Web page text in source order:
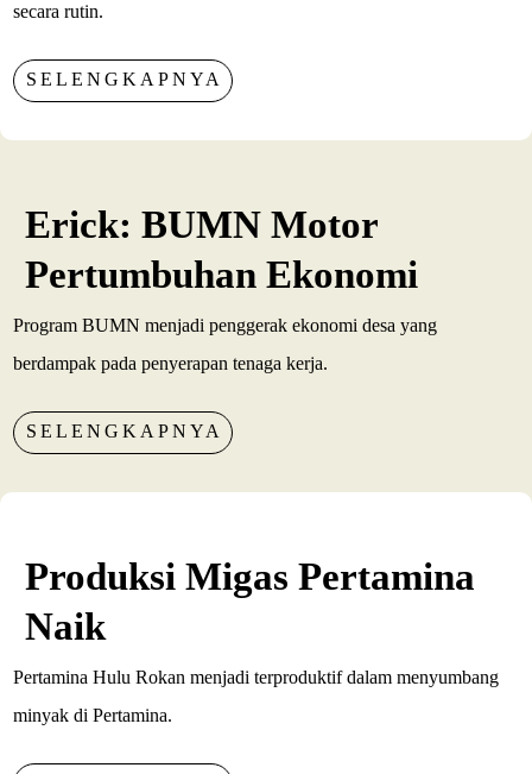
secara rutin.
SELENGKAPNYA
Erick: BUMN Motor
Pertumbuhan Ekonomi
Program BUMN menjadi penggerak ekonomi desa yang
berdampak pada penyerapan tenaga kerja.
SELENGKAPNYA
Produksi Migas Pertamina
Naik
Pertamina Hulu Rokan menjadi terproduktif dalam menyumbang
minyak di Pertamina.